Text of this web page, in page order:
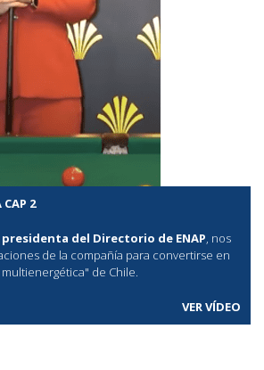
2
del Directorio de ENAP, nos
de la compañía para convertirse en
de Chile.
VER VÍDEO